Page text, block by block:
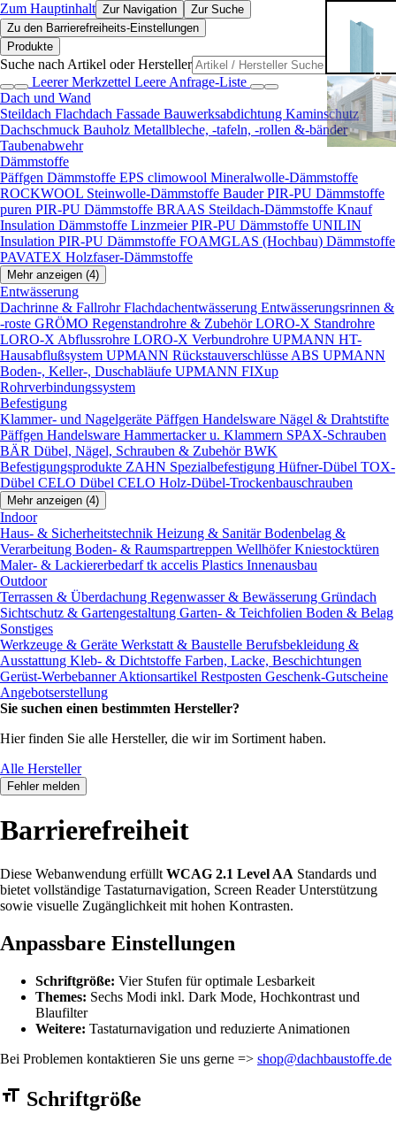
Zum Hauptinhalt Zur Navigation
Zur Suche
Zu den Barrierefreiheits-Einstellungen
Produkte
Suche nach Artikel oder Hersteller
Leerer Merkzettel Leere Anfrage-Liste
Dach und Wand
Steildach Flachdach Fassade Bauwerksabdichtung Kaminschutz
Dachschmuck Bauholz Metallbleche, -tafeln, -rollen &-bänder
Taubenabwehr
Dämmstoffe
Päffgen Dämmstoffe EPS climowool Mineralwolle-Dämmstoffe
ROCKWOOL Steinwolle-Dämmstoffe Bauder PIR-PU Dämmstoffe
puren PIR-PU Dämmstoffe BRAAS Steildach-Dämmstoffe Knauf
Insulation Dämmstoffe Linzmeier PIR-PU Dämmstoffe UNILIN
Insulation PIR-PU Dämmstoffe FOAMGLAS (Hochbau) Dämmstoffe
PAVATEX Holzfaser-Dämmstoffe
Mehr anzeigen (4)
Entwässerung
Dachrinne & FallrohrFlachdachentwässerung Entwässerungsrinnen &
-roste GRÖMO Regenstandrohre & ZubehörLORO-X Standrohre
LORO-X Abflussrohre LORO-X Verbundrohre UPMANN HT-
Hausabflußsystem UPMANN Rückstauverschlüsse ABS UPMANN
Boden-, Keller-, Duschabläufe UPMANN FIXup
Rohrverbindungssystem
Befestigung
Klammer- und Nagelgeräte Päffgen Handelsware Nägel & Drahtstifte
Päffgen Handelsware Hammertacker u. Klammern SPAX-Schrauben
BÄR Dübel, Nägel, Schrauben & ZubehörBWK
Befestigungsprodukte ZAHN Spezialbefestigung Hüfner-Dübel TOX-
Dübel CELO Dübel CELO Holz-Dübel-Trockenbauschrauben
Mehr anzeigen (4)
Indoor
Haus- & Sicherheitstechnik Heizung & SanitärBodenbelag &
Verarbeitung Boden- & Raumspartreppen Wellhöfer Kniestocktüren
Maler- & Lackiererbedarftk accelis Plastics Innenausbau
Outdoor
Terrassen & Überdachung Regenwasser & Bewässerung Gründach
Sichtschutz & Gartengestaltung Garten- & Teichfolien Boden & Belag
Sonstiges
Werkzeuge & Geräte Werkstatt & Baustelle Berufsbekleidung &
Ausstattung Kleb- & Dichtstoffe Farben, Lacke, Beschichtungen
Gerüst-WerbebannerAktionsartikel Restposten Geschenk-Gutscheine
Angebotserstellung
Sie suchen einen bestimmten Hersteller?
Hier finden Sie alle Hersteller, die wir im Sortiment haben.
Alle Hersteller
Fehler melden
Barrierefreiheit
Diese Webanwendung erfüllt WCAG 2.1 Level AA Standards und
bietet vollständige Tastaturnavigation, Screen Reader Unterstützung
sowie visuelle Zugänglichkeit mit hohen Kontrasten.
Anpassbare Einstellungen
Schriftgröße: Vier Stufen für optimale Lesbarkeit
Themes: Sechs Modi inkl. Dark Mode, Hochkontrast und
Blaufilter
Weitere: Tastaturnavigation und reduzierte Animationen
Bei Problemen kontaktieren Sie uns gerne => shop@dachbaustoffe.de
Barrierefreiheit Einstellungen Formular
Schriftgröße